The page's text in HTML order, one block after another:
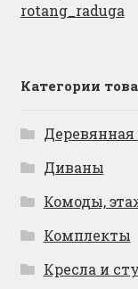
rotang_raduga
Категории
Деревянная
Диваны
Комоды,
Комплекты
Кресла и